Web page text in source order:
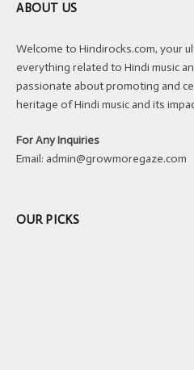
ABOUT US
Welcome to Hindirocks.com, your
everything related to Hindi music
passionate about promoting and
heritage of Hindi music and its
For Any Inquiries
Email: admin@growmoregaze.com
OUR PICKS